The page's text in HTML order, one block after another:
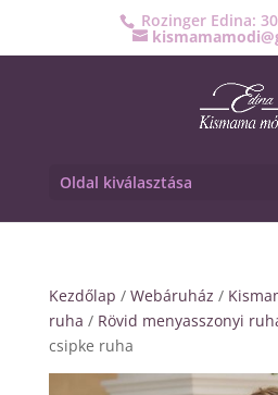
Rozinger Edina:
Oldal kiválasztása
Kezdőlap / Webáruház /
ruha / Rövid menyasszonyi
csipke ruha